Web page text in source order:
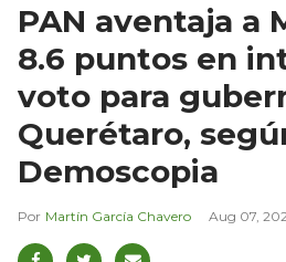
PAN aventaja a
8.6 puntos en
voto para
Querétaro,
Demoscopia
Martín García Chavero Aug 07,